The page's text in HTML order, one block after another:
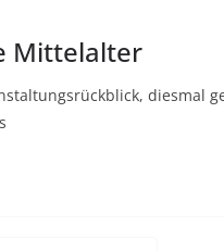
Mittelalter
diesmal